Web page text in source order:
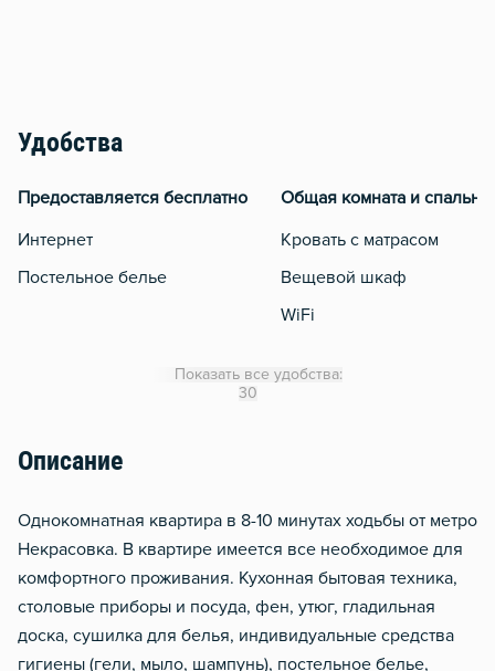
Удобства
Предоставляется бесплатно
Интернет
Постельное белье
Общая комната и спальня
Кровать с матрасом
Вещевой шкаф
WiFi
Домофон
Тапочки
Металлическая дверь
Показать все удобства:
30
Описание
Однокомнатная квартира в 8-10 минутах ходьбы от метро
Некрасовка. В квартире имеется все необходимое для
комфортного проживания. Кухонная бытовая техника,
столовые приборы и посуда, фен, утюг, гладильная
доска, сушилка для белья, индивидуальные средства
гигиены (гели, мыло, шампунь), постельное белье,